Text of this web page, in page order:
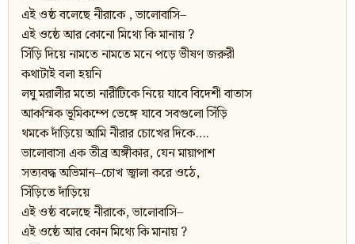
এই ওষ্ঠ বলেছে নীরাকে , ভালোবাসি–
এই ওষ্ঠে আর কোনো মিথ্যে কি মানায় ?
সিঁড়ি দিয়ে নামতে নামতে মনে পড়ে ভীষণ জরুরী
কথাটাই বলা হয়নি
লঘু মরালীর মতো নারীটিকে নিয়ে যাবে বিদেশী বাতাস
আকস্মিক ভূমিকম্পে ভেঙ্গে যাবে সবগুলো সিঁড়ি
থমকে দাঁড়িয়ে আমি নীরার চোখের দিকে….
ভালোবাসা এক তীব্র অঙ্গীকার, যেন মায়াপাশ
সত্যবদ্ধ অভিমান–চোখ জ্বালা করে ওঠে,
সিঁড়িতে দাঁড়িয়ে
এই ওষ্ঠ বলেছে নীরাকে, ভালোবাসি–
এই ওষ্ঠে আর কোন মিথ্যে কি মানায় ?